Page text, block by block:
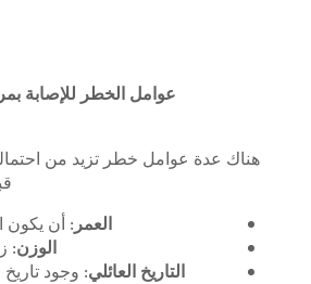
الخطر للإصابة بمرحلة ما قبل السكري
خطر تزيد من احتمالية الإصابة بمرحلة ما
قبل السكري، وتشمل:
العمر
: أن يكون العمر 45 سنة أو أكثر
: زيادة الوزن أو السمنة
العائلي
: وجود تاريخ عائلي للإصابة بمرض